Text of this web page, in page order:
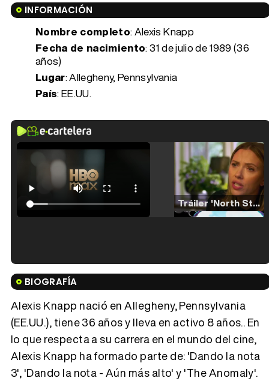
INFORMACIÓN
Nombre completo: Alexis Knapp
Fecha de nacimiento:31 de julio de 1989 (36
años)
Lugar: Allegheny, Pennsylvania
País: EE.UU.
Tráiler 'North Star' (2023)
Tráiler en español de 'La isla olvidada'
Tráiler 'Vida perra' (2026)
BIOGRAFÍA
Alexis Knapp nació en Allegheny, Pennsylvania
(EE.UU.), tiene 36 años y lleva en activo 8 años.. En
lo que respecta a su carrera en el mundo del cine,
Alexis Knapp ha formado parte de: 'Dando la nota
3', 'Dando la nota - Aún más alto' y 'The Anomaly'.